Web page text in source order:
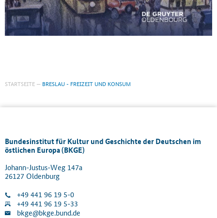
STARTSEITE BRESLAU - FREIZEIT UND KONSUM
Bundesinstitut für Kultur und Geschichte der Deutschen im
östlichen Europa (BKGE)
Johann-Justus-Weg 147a
26127 Oldenburg
+49 441 96 19 5-0
+49 441 96 19 5-33
bkge@bkge.bund.de